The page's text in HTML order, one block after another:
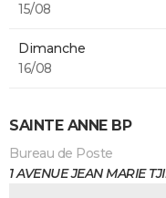
15/08
Dimanche
16/08
SAINTE ANNE BP
Bureau de Poste
1 AVENUE JEAN MARIE